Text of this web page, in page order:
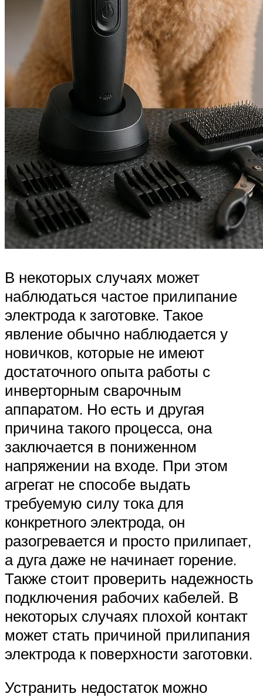
В некоторых случаях может
наблюдаться частое прилипание
электрода к заготовке. Такое
явление обычно наблюдается у
новичков, которые не имеют
достаточного опыта работы с
инверторным сварочным
аппаратом. Но есть и другая
причина такого процесса, она
заключается в пониженном
напряжении на входе. При этом
агрегат не способе выдать
требуемую силу тока для
конкретного электрода, он
разогревается и просто прилипает,
а дуга даже не начинает горение.
Также стоит проверить надежность
подключения рабочих кабелей. В
некоторых случаях плохой контакт
может стать причиной прилипания
электрода к поверхности заготовки.
Устранить недостаток можно